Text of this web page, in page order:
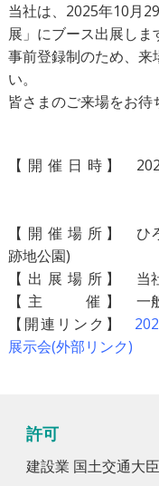
当社は、2025年10月
展」にブース出展しま
事前登録制のため、来
い。
皆さまのご来場をお待
【 開 催 日 時】
【 開 催 場 所】
ひ
跡地公園)
【 出 展 場 所】
当
【 主 催 】 一
【 開連 リ ン ク】
展示会(外部リンク)
許可
建設業 国土交通大